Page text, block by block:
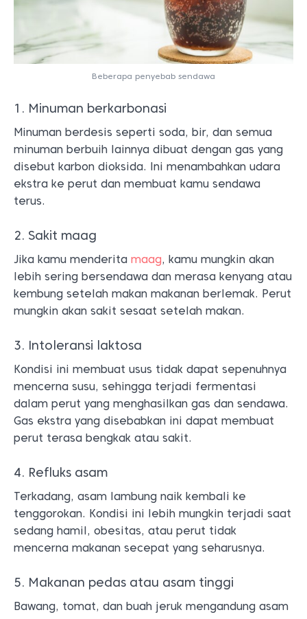
Beberapa penyebab sendawa
1. Minuman berkarbonasi
Minuman berdesis seperti soda, bir, dan semua
minuman berbuih lainnya dibuat dengan gas yang
disebut karbon dioksida. Ini menambahkan udara
ekstra ke perut dan membuat kamu sendawa
terus.
2. Sakit maag
Jika kamu menderita maag, kamu mungkin akan
lebih sering bersendawa dan merasa kenyang atau
kembung setelah makan makanan berlemak. Perut
mungkin akan sakit sesaat setelah makan.
3. Intoleransi laktosa
Kondisi ini membuat usus tidak dapat sepenuhnya
mencerna susu, sehingga terjadi fermentasi
dalam perut yang menghasilkan gas dan sendawa.
Gas ekstra yang disebabkan ini dapat membuat
perut terasa bengkak atau sakit.
4. Refluks asam
Terkadang, asam lambung naik kembali ke
tenggorokan. Kondisi ini lebih mungkin terjadi saat
sedang hamil, obesitas, atau perut tidak
mencerna makanan secepat yang seharusnya.
5. Makanan pedas atau asam tinggi
Bawang, tomat, dan buah jeruk mengandung asam